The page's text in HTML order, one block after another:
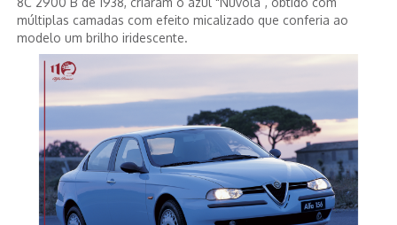
múltiplas camadas com efeito micalizado que conferia ao
modelo um brilho iridescente.